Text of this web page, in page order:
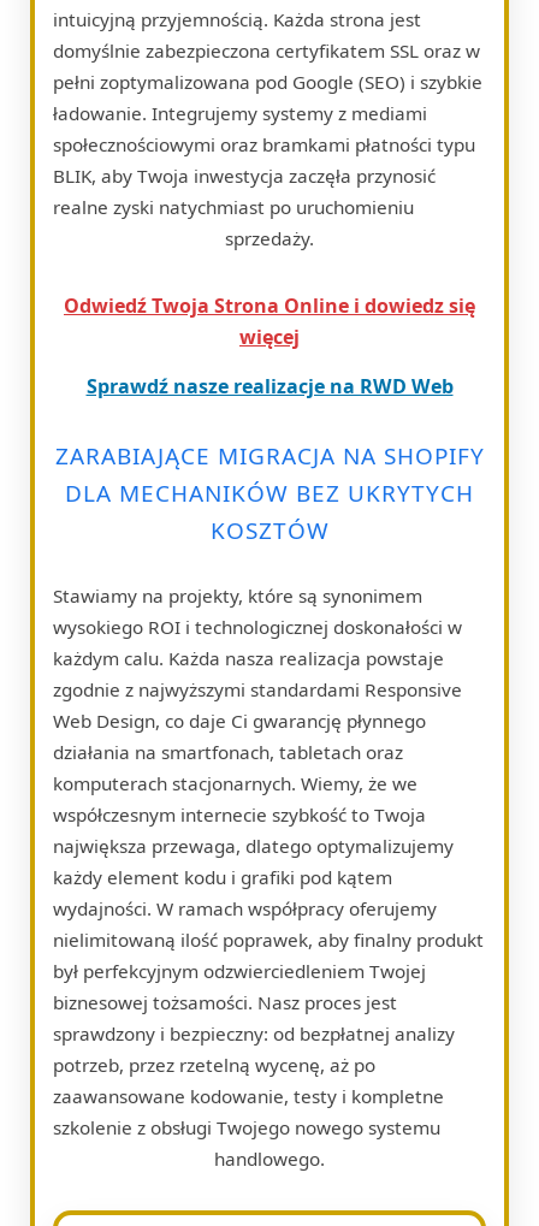
intuicyjną przyjemnością. Każda strona jest
domyślnie zabezpieczona certyfikatem SSL oraz w
pełni zoptymalizowana pod Google (SEO) i szybkie
ładowanie. Integrujemy systemy z mediami
społecznościowymi oraz bramkami płatności typu
BLIK, aby Twoja inwestycja zaczęła przynosić
realne zyski natychmiast po uruchomieniu
sprzedaży.
Odwiedź Twoja Strona Online i dowiedz się
więcej
Sprawdź nasze realizacje na RWD Web
ZARABIAJĄCE MIGRACJA NA SHOPIFY
DLA MECHANIKÓW BEZ UKRYTYCH
KOSZTÓW
Stawiamy na projekty, które są synonimem
wysokiego ROI i technologicznej doskonałości w
każdym calu. Każda nasza realizacja powstaje
zgodnie z najwyższymi standardami Responsive
Web Design, co daje Ci gwarancję płynnego
działania na smartfonach, tabletach oraz
komputerach stacjonarnych. Wiemy, że we
współczesnym internecie szybkość to Twoja
największa przewaga, dlatego optymalizujemy
każdy element kodu i grafiki pod kątem
wydajności. W ramach współpracy oferujemy
nielimitowaną ilość poprawek, aby finalny produkt
był perfekcyjnym odzwierciedleniem Twojej
biznesowej tożsamości. Nasz proces jest
sprawdzony i bezpieczny: od bezpłatnej analizy
potrzeb, przez rzetelną wycenę, aż po
zaawansowane kodowanie, testy i kompletne
szkolenie z obsługi Twojego nowego systemu
handlowego.